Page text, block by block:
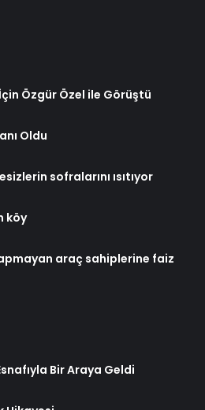
Özgür Özel ile Görüştü
Oldu
sofralarını ısıtıyor
köy
araç sahiplerine faiz
Bir Araya Geldi